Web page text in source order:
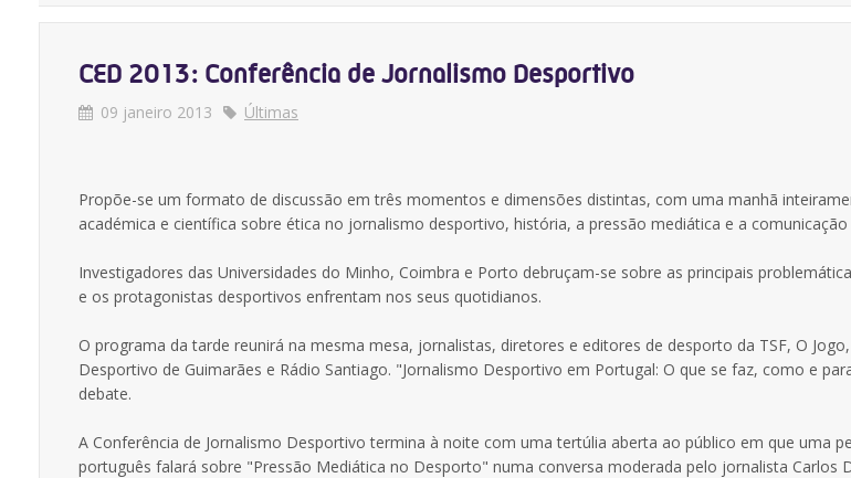
CED 2013: Conferência de Jornalismo Desportivo
09 janeiro 2013 Últimas
Propõe-se um formato de discussão em três momentos e dimensões distintas, com uma manhã
académica e científica sobre ética no jornalismo desportivo, história, a pressão mediática e a
Investigadores das Universidades do Minho, Coimbra e Porto debruçam-se sobre as principais
e os protagonistas desportivos enfrentam nos seus quotidianos.
O programa da tarde reunirá na mesma mesa, jornalistas, diretores e editores de desporto da TSF, O
Desportivo de Guimarães e Rádio Santiago. "Jornalismo Desportivo em Portugal: O que se faz, como e
debate.
A Conferência de Jornalismo Desportivo termina à noite com uma tertúlia aberta ao público em que uma
português falará sobre "Pressão Mediática no Desporto" numa conversa moderada pelo jornalista Carlos